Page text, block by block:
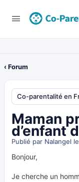
‹ Forum
Co-parentalité en
Maman
d’enfant
Publié par Nalangel
Bonjour,
Je cherche un